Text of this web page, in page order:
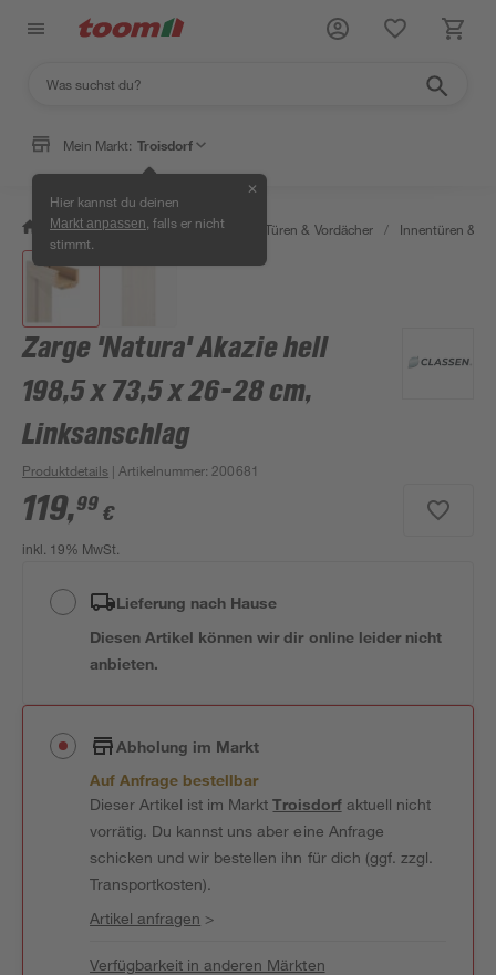
Mein Markt: Troisdorf
Hier kannst du deinen
Markt anpassen , falls er nicht
stimmt.
✕
/ Bauen & Renovieren / Fenster, Türen & Vordächer / Innentüren &
Zarge 'Natura' Akazie hell
198,5 x 73,5 x 26-28 cm,
Linksanschlag
Produktdetails | Artikelnummer: 200681
119,99 €
inkl. 19% MwSt.
Lieferung nach Hause
Diesen Artikel können wir dir online leider nicht
anbieten.
Abholung im Markt
Auf Anfrage bestellbar
Dieser Artikel ist im MarktTroisdorfaktuell nicht
vorrätig. Du kannst uns aber eine Anfrage
schicken und wir bestellen ihn für dich (ggf. zzgl.
Transportkosten).
Artikel anfragen >
Verfügbarkeit in anderen Märkten